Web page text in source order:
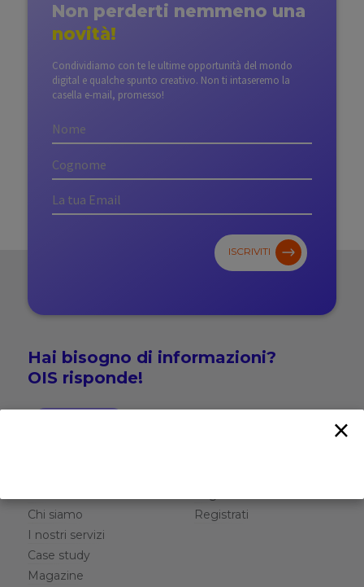
Non perderti nemmeno una
novità!
Condividiamo con te le ultime opportunità del mondo
digital e qualche spunto creativo. Non ti intaseremo la
casella e-mail, promesso!
ISCRIVITI
Hai bisogno di informazioni?
OIS risponde!
Chi siamo
I nostri servizi
Case study
Magazine
Registrati
×